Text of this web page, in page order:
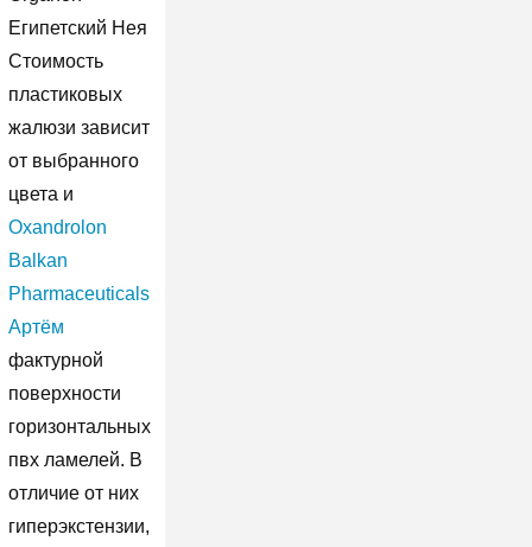
Египетский Нея
Стоимость
пластиковых
жалюзи зависит
от выбранного
цвета и
Oxandrolon
Balkan
Pharmaceuticals
Артём
фактурной
поверхности
горизонтальных
пвх ламелей. В
отличие от них
гиперэкстензии,